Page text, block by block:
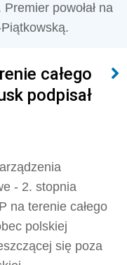
powołał na
całego
podpisał
- 2. stopnia
na terenie całego
polskiej
się poza